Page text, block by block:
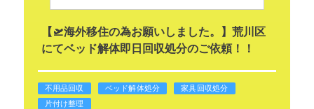
【🛫海外移住の為お願いしました。】荒川区
にてベッド解体即日回収処分のご依頼！！
不用品回収 ベッド解体処分
家具回収処分
片付け整理